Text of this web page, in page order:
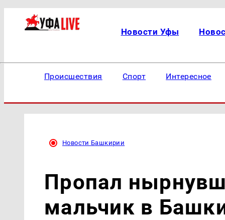
Новости Уфы
Происшествия Спорт Интересное
Новости Башкирии
Пропал
мальчик в